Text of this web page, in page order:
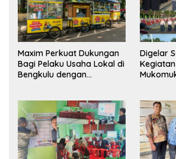
Maxim Perkuat Dukungan
Bagi Pelaku Usaha Lokal di
Bengkulu dengan
Pasar
Digelar
Kegiatan